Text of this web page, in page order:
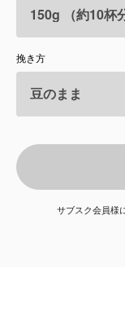
よくある質問
挽き方
サブスク会員様